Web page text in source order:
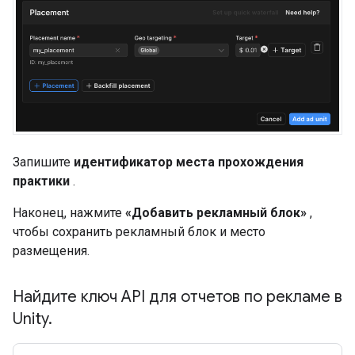
Запишите идентификатор места прохождения
практики .
Наконец, нажмите «Добавить рекламный блок» ,
чтобы сохранить рекламный блок и место
размещения.
Найдите ключ API для отчетов по рекламе в
Unity.